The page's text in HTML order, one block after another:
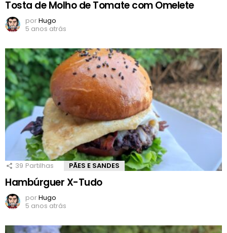
Tosta de Molho de Tomate com Omelete
porHugo
5 anos atrás
39 Partilhas PÃES E SANDES
Hambúrguer X-Tudo
porHugo
5 anos atrás